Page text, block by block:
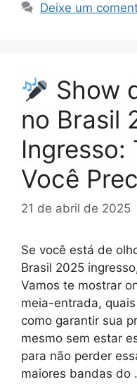
Deixe um
Show
no Brasil
Ingresso:
Você
21 de abril de 2025
Se você está de
Brasil 2025
Vamos te mostrar
meia-entrada,
como garantir sua
mesmo sem estar
para não perder
maiores bandas do